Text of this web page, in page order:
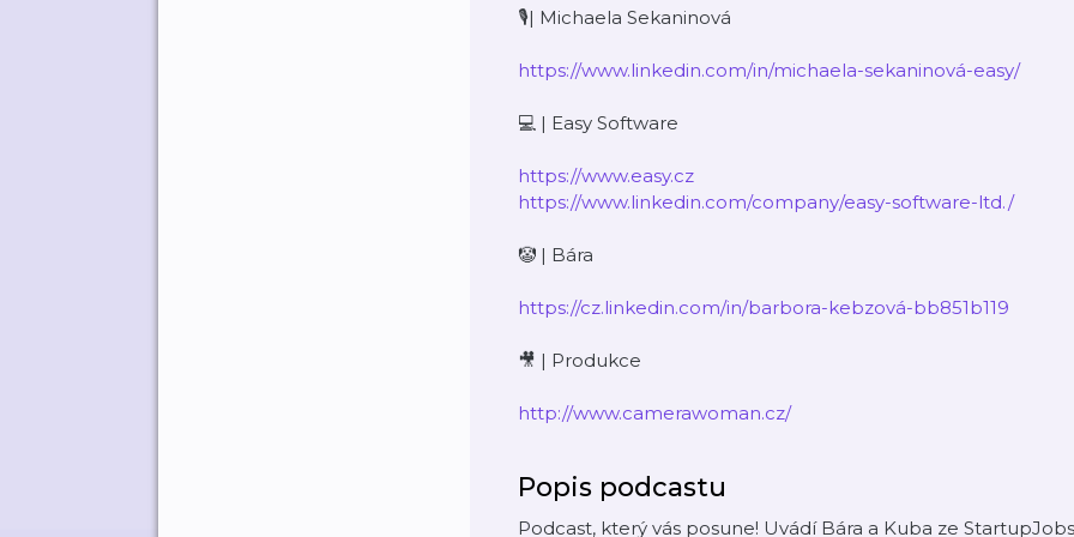
🎙| Michaela Sekaninová
https://www.linkedin.com/in/michaela-sekaninová-easy/
💻 | Easy Software
https://www.easy.cz
https://www.linkedin.com/company/easy-software-ltd./
🤡 | Bára
https://cz.linkedin.com/in/barbora-kebzová-bb851b119
🎥 | Produkce
http://www.camerawoman.cz/
Popis podcastu
Podcast, který vás posune! Uvádí Bára a Kuba ze